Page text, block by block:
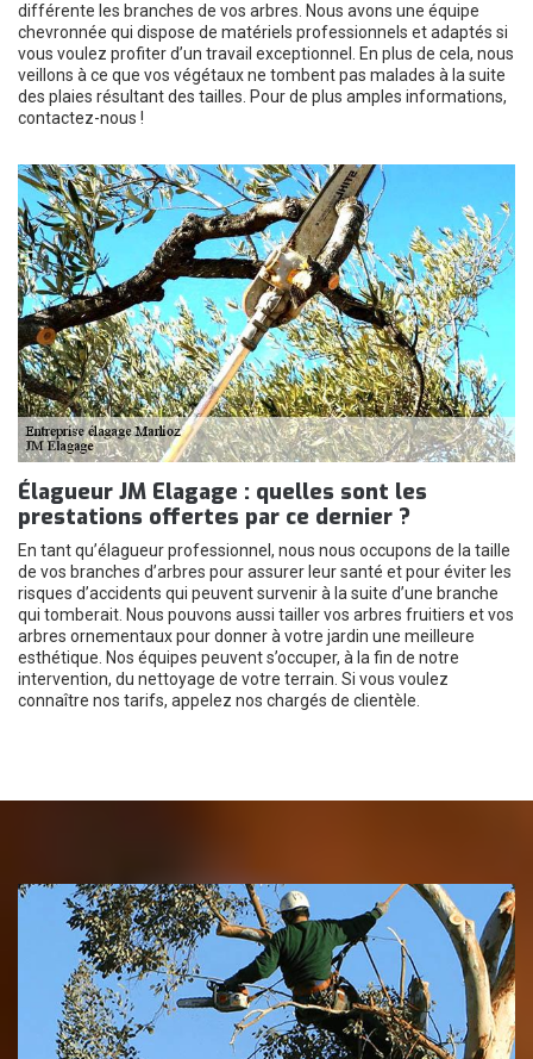
différente les branches de vos arbres. Nous avons une équipe
chevronnée qui dispose de matériels professionnels et adaptés si
vous voulez profiter d’un travail exceptionnel. En plus de cela, nous
veillons à ce que vos végétaux ne tombent pas malades à la suite
des plaies résultant des tailles. Pour de plus amples informations,
contactez-nous !
Élagueur JM Elagage : quelles sont les
prestations offertes par ce dernier ?
En tant qu’élagueur professionnel, nous nous occupons de la taille
de vos branches d’arbres pour assurer leur santé et pour éviter les
risques d’accidents qui peuvent survenir à la suite d’une branche
qui tomberait. Nous pouvons aussi tailler vos arbres fruitiers et vos
arbres ornementaux pour donner à votre jardin une meilleure
esthétique. Nos équipes peuvent s’occuper, à la fin de notre
intervention, du nettoyage de votre terrain. Si vous voulez
connaître nos tarifs, appelez nos chargés de clientèle.